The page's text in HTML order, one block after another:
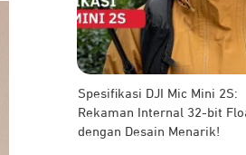
Spesifikasi DJI Mic Mini 2S:
Rekaman Internal 32-bit
dengan Desain Menarik!